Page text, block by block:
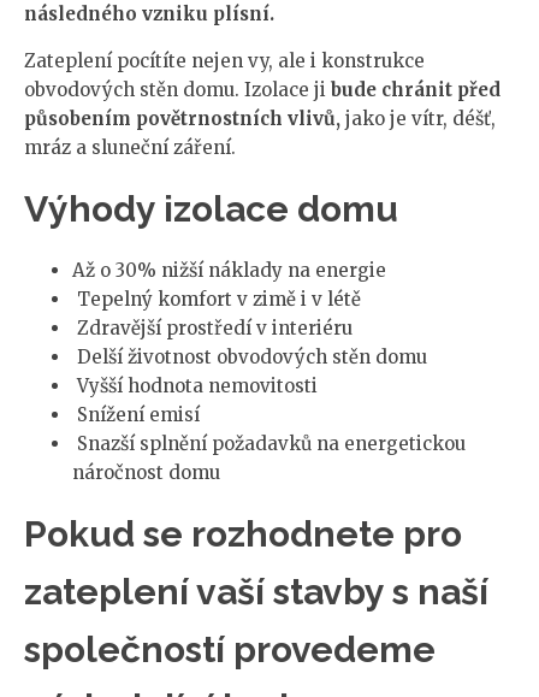
následného vzniku plísní.
Zateplení pocítíte nejen vy, ale i konstrukce
obvodových stěn domu. Izolace ji bude chránit před
působením povětrnostních vlivů, jako je vítr, déšť,
mráz a sluneční záření.
Výhody izolace domu
Až o 30% nižší náklady na energie
Tepelný komfort v zimě i v létě
Zdravější prostředí v interiéru
Delší životnost obvodových stěn domu
Vyšší hodnota nemovitosti
Snížení emisí
Snazší splnění požadavků na energetickou
náročnost domu
Pokud se rozhodnete pro
zateplení vaší stavby s naší
společností provedeme